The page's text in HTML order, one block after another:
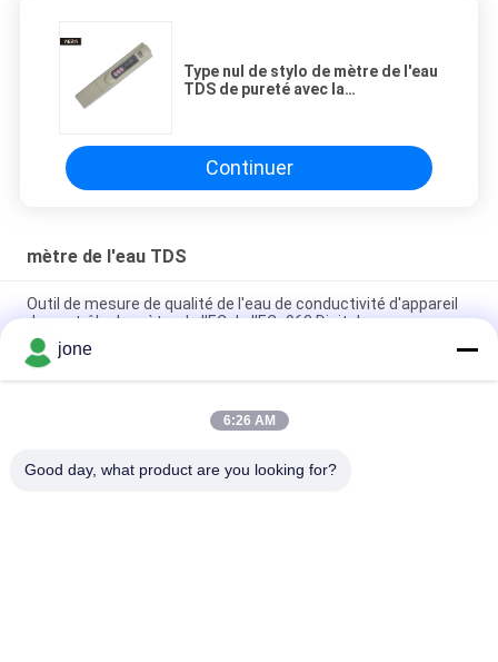
Type nul de stylo de mètre de l'eau
TDS de pureté avec la
Continuer
mètre de l'eau TDS
Outil de mesure de qualité de l'eau de conductivité d'appareil
de contrôle de mètre de l'EC de l'EC -963 Digital
Analyse légère de qualité de mètre de l'eau TDS de stylo avec
la résolution de 1 page par minute
Mètre portatif de page par minute de l'eau pour la piscine,
jone
6:26 AM
Good day, what product are you looking for?